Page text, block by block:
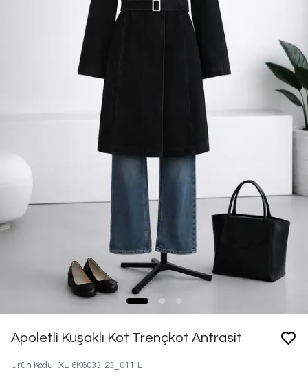
Apoletli Kuşaklı Kot Trençkot Antrasit
Ürün Kodu: XL-6K6033-23_011-L